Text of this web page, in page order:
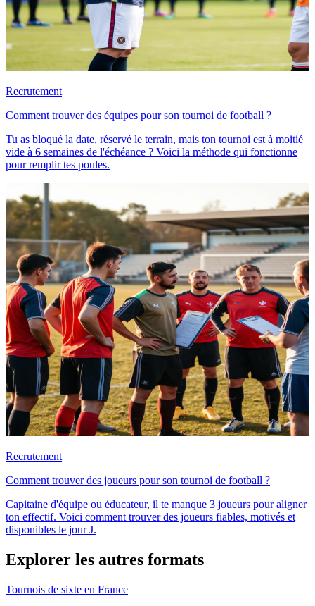
Recrutement
Comment trouver des équipes pour son tournoi de football ?
Tu as bloqué la date, réservé le terrain, mais ton tournoi est à moitié
vide à 6 semaines de l'échéance ? Voici la méthode qui fonctionne
pour remplir tes poules.
Recrutement
Comment trouver des joueurs pour son tournoi de football ?
Capitaine d'équipe ou éducateur, il te manque 3 joueurs pour aligner
ton effectif. Voici comment trouver des joueurs fiables, motivés et
disponibles le jour J.
Explorer les autres formats
Tournois de sixte en France